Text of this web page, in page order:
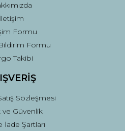
Gönder
İletişim
Formu
Formu
Takibi
Sözleşmesi
ve Güvenlik
İade Şartları